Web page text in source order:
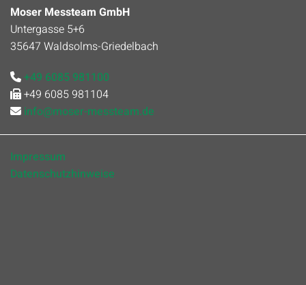
Moser Messteam GmbH
Untergasse 5+6
35647 Waldsolms-Griedelbach
 +49 6085 981100
 +49 6085 981104
 info@moser-messteam.de
Impressum
Datenschutzhinweise